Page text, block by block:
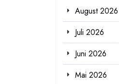
August 2026
Juli 2026
Juni 2026
Mai 2026